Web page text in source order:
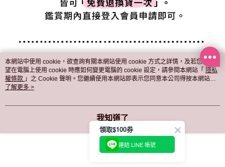
本網站中使用 cookie，欲查詢有關本網站使用 cookie 方式之詳情，及若您不希
望在電腦上使用 cookie 時應如何變更電腦的 cookie 設定，請參閱本網站「 隱私
權條款 」之 Cookie 聲明。您繼續使用本網站即表示您同意本公司得按本網站使
用條款之 Cookie 聲明使用 cookie。
了解更多 >
我知道了
領取$100券
連結 LINE 帳號